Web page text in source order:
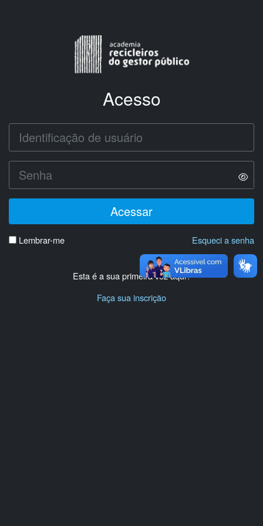
Acesso
Identificação de usuário
Senha
Acessar
Lembrar-me Esqueci a senha
Esta é a sua primeira vez aqui?
Faça sua inscrição